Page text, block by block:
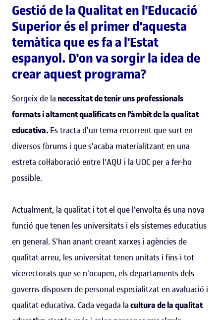
Gestió de la Qualitat en l'Educació
Superior és el primer d'aquesta
temàtica que es fa a l'Estat
espanyol. D'on va sorgir la idea de
crear aquest programa?
Sorgeix de la necessitat de tenir uns professionals
formats i altament qualificats en l'àmbit de la qualitat
educativa. Es tracta d'un tema recorrent que surt en
diversos fòrums i que s'acaba materialitzant en una
estreta col·laboració entre l'AQU i la UOC per a fer-ho
possible.
Actualment, la qualitat i tot el que l'envolta és una nova
funció que tenen les universitats i els sistemes educatius
en general. S'han anant creant xarxes i agències de
qualitat arreu, les universitat tenen unitats i fins i tot
vicerectorats que se n'ocupen, els departaments dels
governs disposen de personal especialitzat en avaluació i
qualitat educativa. Cada vegada lacultura de la qualitat